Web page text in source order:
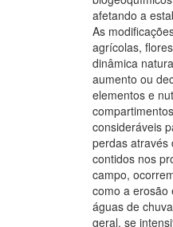
afetando a
As
agrícolas,
dinâmica
aumento ou
elementos e
consideráveis
perdas através
contidos nos
campo,
como a erosão
águas de
geral, se